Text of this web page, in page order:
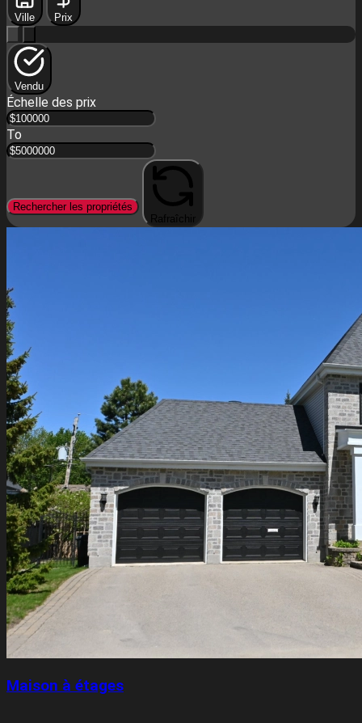
Ville Prix
Vendu
Échelle des prix
To
Rechercher les propriétés
Rafraîchir
Maison à étages